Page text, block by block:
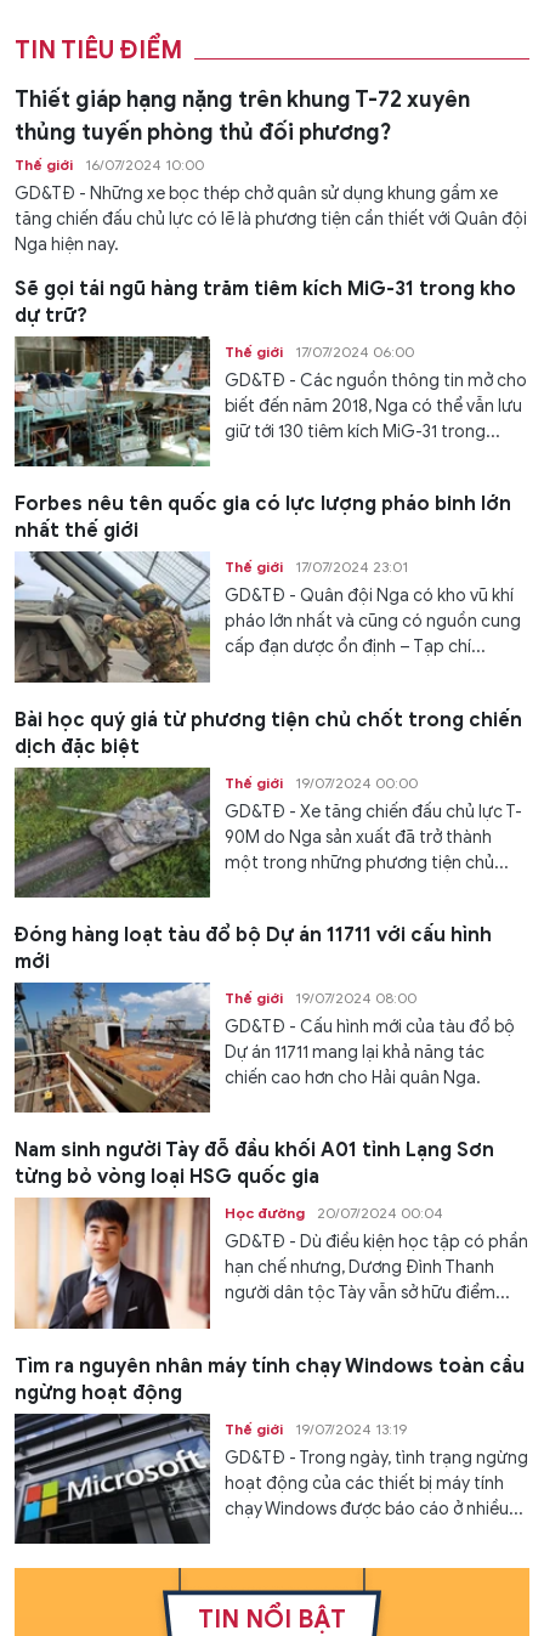
TIN TIÊU ĐIỂM
Thiết giáp hạng nặng trên khung T-72 xuyên
thủng tuyến phòng thủ đối phương?
Thế giới 16/07/2024 10:00
GD&TĐ - Những xe bọc thép chở quân sử dụng khung gầm xe
tăng chiến đấu chủ lực có lẽ là phương tiện cần thiết với Quân đội
Nga hiện nay.
Sẽ gọi tái ngũ hàng trăm tiêm kích MiG-31 trong kho
dự trữ?
Thế giới 17/07/2024 06:00
GD&TĐ - Các nguồn thông tin mở cho
biết đến năm 2018, Nga có thể vẫn lưu
giữ tới 130 tiêm kích MiG-31 trong...
Forbes nêu tên quốc gia có lực lượng pháo binh lớn
nhất thế giới
Thế giới 17/07/2024 23:01
GD&TĐ - Quân đội Nga có kho vũ khí
pháo lớn nhất và cũng có nguồn cung
cấp đạn dược ổn định – Tạp chí...
Bài học quý giá từ phương tiện chủ chốt trong chiến
dịch đặc biệt
Thế giới 19/07/2024 00:00
GD&TĐ - Xe tăng chiến đấu chủ lực T-
90M do Nga sản xuất đã trở thành
một trong những phương tiện chủ...
Đóng hàng loạt tàu đổ bộ Dự án 11711 với cấu hình
mới
Thế giới 19/07/2024 08:00
GD&TĐ - Cấu hình mới của tàu đổ bộ
Dự án 11711 mang lại khả năng tác
chiến cao hơn cho Hải quân Nga.
Nam sinh người Tày đỗ đầu khối A01 tỉnh Lạng Sơn
từng bỏ vòng loại HSG quốc gia
Học đường 20/07/2024 00:04
GD&TĐ - Dù điều kiện học tập có phần
hạn chế nhưng, Dương Đình Thanh
người dân tộc Tày vẫn sở hữu điểm...
Tìm ra nguyên nhân máy tính chạy Windows toàn cầu
ngừng hoạt động
Thế giới 19/07/2024 13:19
GD&TĐ - Trong ngày, tình trạng ngừng
hoạt động của các thiết bị máy tính
chạy Windows được báo cáo ở nhiều...
TIN NỔI BẬT